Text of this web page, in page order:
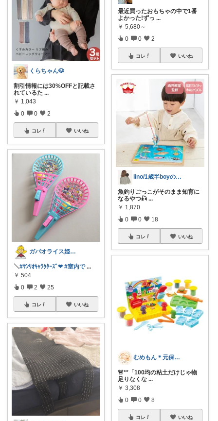
くらちゃん🐶
割引情報には30%OFFと記載さ
れているた ...
￥ 1,043
0 0 2
コレ いいね
ガパオライス姫👸🌶️🌶️🌶️
＼#ｻﾝﾘｵｷｬﾗｸﾀｰｽﾞ❤︎ #室内で ...
￥ 504
0 2 25
コレ いいね
最近買ったおもちゃの中で1番
よかった!ずっ ...
￥ 5,680～
0 0 2
コレ いいね
lino/1歳半boyのママ
魚釣りごっこがそのまま知育に
なるやつ🎣 ...
￥ 1,870
0 0 18
コレ いいね
むめもん＊元保育士のお母さん
🚨**「100均の粘土だけじゃ物
足りなくな ...
￥ 3,308
0 0 8
コレ いいね